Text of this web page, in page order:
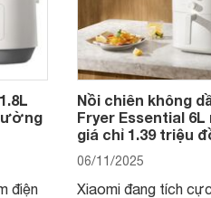
điện
Nồi chiên không
Fryer Essential
giá chỉ 1.39 triệu
06/11/2025
Xiaomi đang tích